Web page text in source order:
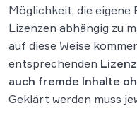
Möglichkeit, die eigene
Lizenzen abhängig zu
auf diese Weise
entsprechenden Lizenz
auch fremde Inhalte
Geklärt werden muss